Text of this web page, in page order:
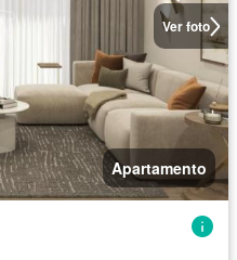
Ver foto
Apartamento